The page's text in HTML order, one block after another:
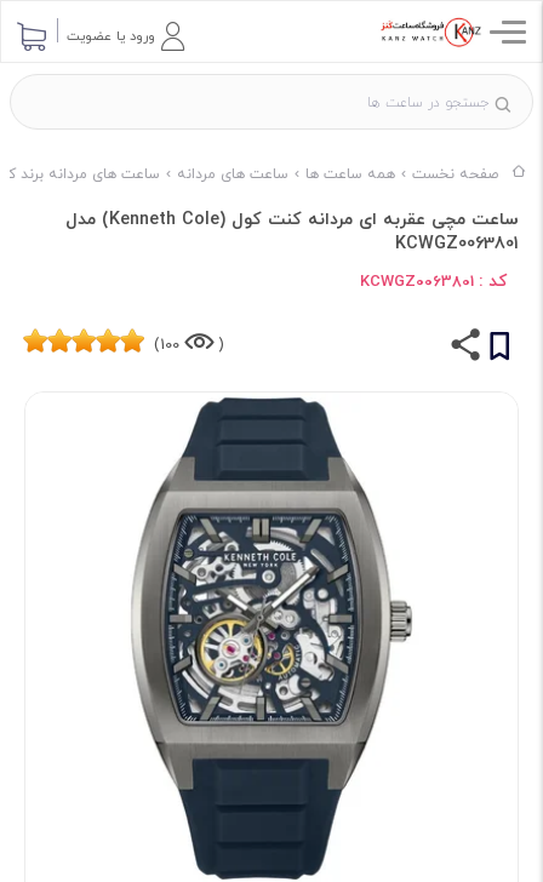
ورود یا عضویت
صفحه نخست همه ساعت ها ساعت های مردانه ساعت های مردانه برند
ساعت مچی عقربه ای مردانه کنت کول (Kenneth Cole) مدل
KCWGZ0063801
کد : KCWGZ0063801
(
100)